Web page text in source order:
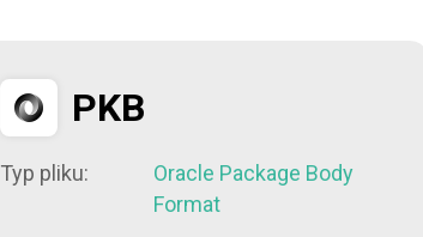
PKB
Typ pliku:
Oracle Package Body
Format